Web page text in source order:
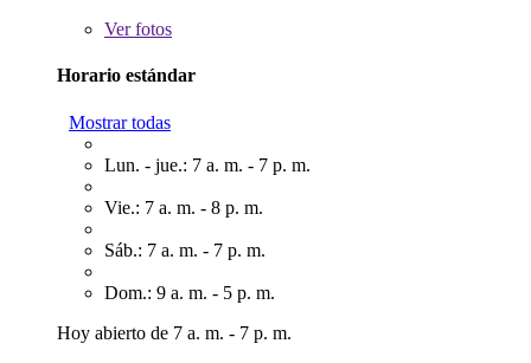
Verfotos
Horario estándar
Mostrar todas
Lun. - jue.: 7 a. m. - 7 p. m.
Vie.: 7 a. m. - 8 p. m.
Sáb.: 7 a. m. - 7 p. m.
Dom.: 9 a. m. - 5 p. m.
Hoy abierto de 7 a. m. - 7 p. m.